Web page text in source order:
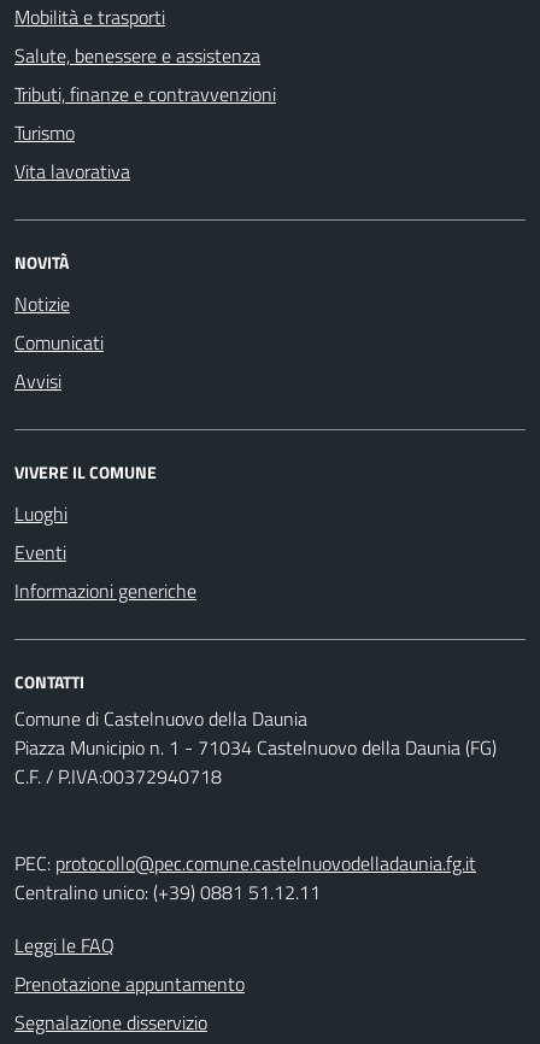
Mobilità e trasporti
Salute, benessere e assistenza
Tributi, finanze e contravvenzioni
Turismo
Vita lavorativa
NOVITÀ
Notizie
Comunicati
Avvisi
VIVERE IL COMUNE
Luoghi
Eventi
Informazioni generiche
CONTATTI
Comune di Castelnuovo della Daunia
Piazza Municipio n. 1 - 71034 Castelnuovo della Daunia (FG)
C.F. / P.IVA:00372940718
PEC: protocollo@pec.comune.castelnuovodelladaunia.fg.it
Centralino unico: (+39) 0881 51.12.11
Leggi le FAQ
Prenotazione appuntamento
Segnalazione disservizio